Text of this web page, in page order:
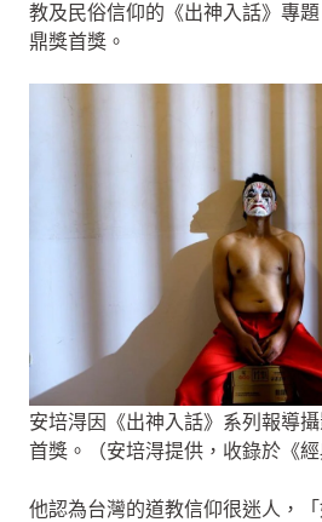
教及民俗信仰的《出神入話》專
鼎獎首獎。
安培淂因《出神入話》系列報導
首獎。（安培淂提供，收錄於《經
他認為台灣的道教信仰很迷人，